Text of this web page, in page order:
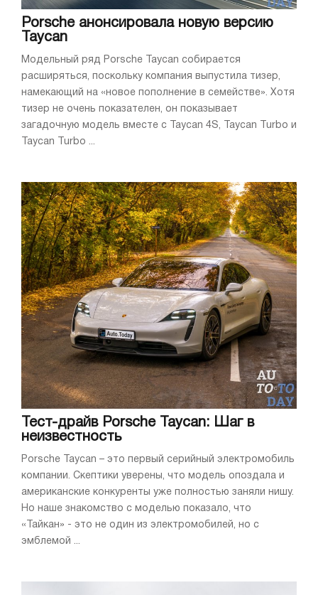
Porsche анонсировала новую версию
Taycan
Модельный ряд Porsche Taycan собирается
расширяться, поскольку компания выпустила тизер,
намекающий на «новое пополнение в семействе». Хотя
тизер не очень показателен, он показывает
загадочную модель вместе с Taycan 4S, Taycan Turbo и
Taycan Turbo ...
Тест-драйв Porsche Taycan: Шаг в
неизвестность
Porsche Taycan – это первый серийный электромобиль
компании. Скептики уверены, что модель опоздала и
американские конкуренты уже полностью заняли нишу.
Но наше знакомство с моделью показало, что
«Тайкан» - это не один из электромобилей, но с
эмблемой ...